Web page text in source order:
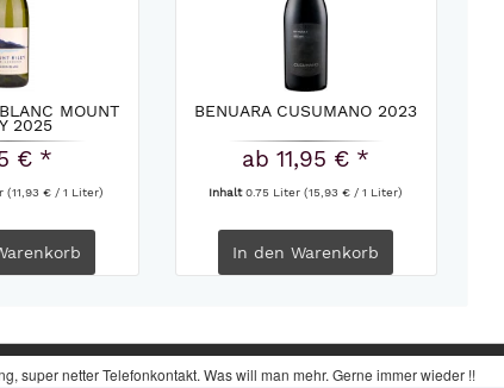
MOUNT
2025
€ *
(11,93 € / 1 Liter)
BENUARA CUSUMANO 2023
ab 11,95 € *
Inhalt0.75 Liter(15,93 € / 1 Liter)
In den Warenkorb